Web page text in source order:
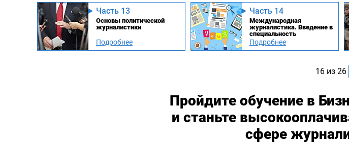
Часть 13
Основы политической
журналистики
Подробнее
Часть 14
Международная
журналистика. Введение в
специальность
Подробнее
16из 26
Пройдите обучение в
и станьте
сфере